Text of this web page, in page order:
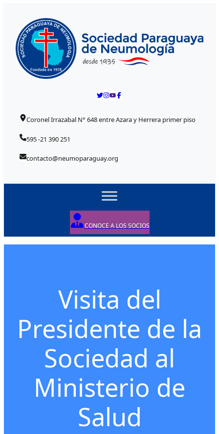
Coronel Irrazabal N° 648 entre Azara y Herrera primer piso
595 -21 390 251
contacto@neumoparaguay.org
CONOCE A LOS SOCIOS
Visita del
Presidente de la
Sociedad al
Ministerio de
Salud